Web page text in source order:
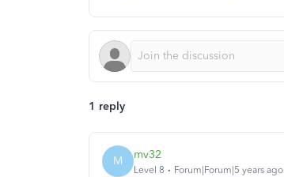
1 reply
M mv32
Level 8 Forum|Forum|5 years ago